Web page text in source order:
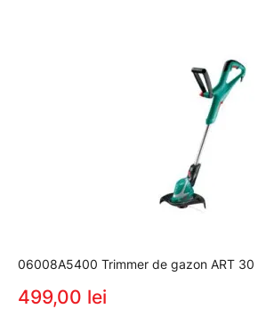
06008A5400 Trimmer de gazon ART 30
499,00 lei